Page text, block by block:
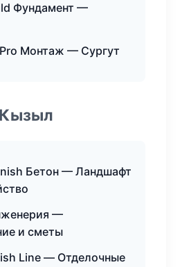
Фундамент —
Монтаж — Сургут
Бетон — Ландшафт
—
и сметы
Line — Отделочные